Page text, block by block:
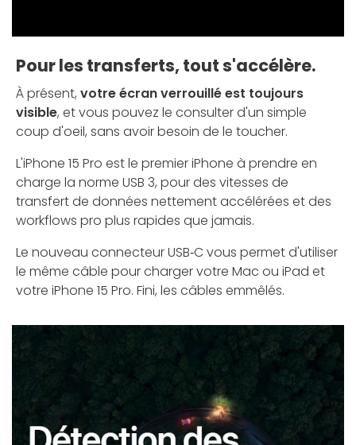
Pour les transferts, tout s'accélère.
À présent, votre écran verrouillé est toujours
visible, et vous pouvez le consulter d'un simple
coup d'oeil, sans avoir besoin de le toucher.
L'iPhone 15 Pro est le premier iPhone à prendre en
charge la norme USB 3, pour des vitesses de
transfert de données nettement accélérées et des
workflows pro plus rapides que jamais.
Le nouveau connecteur USB‑C vous permet d'utiliser
le même câble pour charger votre Mac ou iPad et
votre iPhone 15 Pro. Fini, les câbles emmêlés.